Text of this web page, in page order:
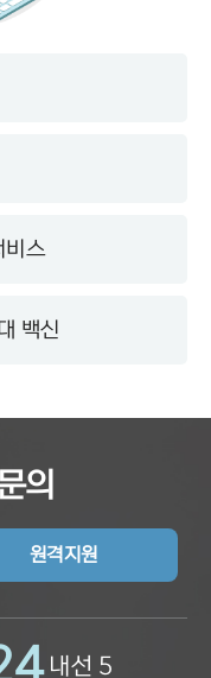
비스
백신
의
원격지원
내선 5